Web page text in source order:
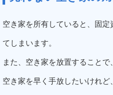
空き家を所有していると、固
てしまいます。
また、空き家を放置すること
空き家を早く手放したいけれ